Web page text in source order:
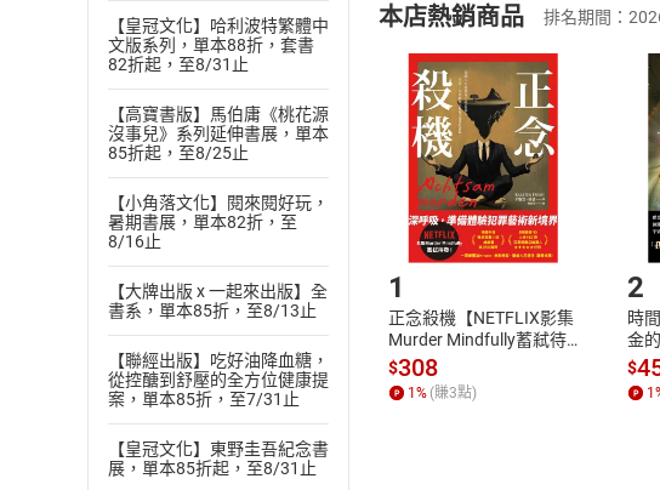
【皇冠文化】哈利波特繁體中
文版系列，單本88折，套書
82折起，至8/31止
【高寶書版】馬伯庸《桃花源
沒事兒》系列延伸書展，單本
85折起，至8/25止
【小角落文化】閱來閱好玩，
暑期書展，單本82折，至
8/16止
【大牌出版 x 一起來出版】全
書系，單本85折，至8/13止
【聯經出版】吃好油降血糖，
從控醣到舒壓的全方位健康提
案，單本85折，至7/31止
【皇冠文化】東野圭吾紀念書
展，單本85折起，至8/31止
(二)消費者訂購本店鋪之
且已下載/存取電子書，不
退貨方式：您欲取消訂單
貨」，本店鋪將依您的申
請注意，樂天市場須以整
挑選商品
Choose
購書後，如何開始使
Step1.選擇閱讀載
本店熱銷商品 排名期間：
1
正念殺機【NETFLIX影集
Murder Mindfully蓄弒待
發】【電子書】
$308
1 % (賺3點)
2
時
金
$
1